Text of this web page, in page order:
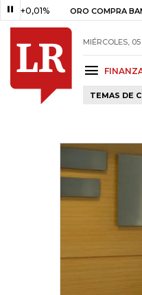
ORO COMPRA BANCO DE
MIÉRCOLES,
TEMAS DE